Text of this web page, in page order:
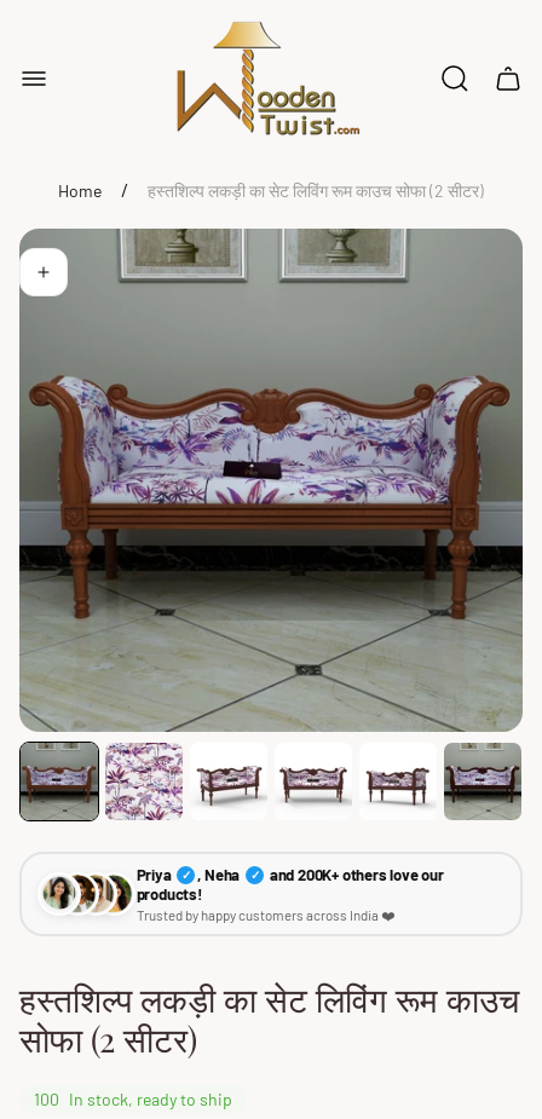
logo"
Cart
Home / हस्तशिल्प लकड़ी का सेट लिविंग रूम काउच सोफा (2 सीटर)
Priya ✓ , Neha ✓
and 200K+ others love our
products!
Trusted by happy customers across India ❤️
हस्तशिल्प लकड़ी का सेट लिविंग रूम काउच
सोफा (2 सीटर)
100 In stock, ready to ship